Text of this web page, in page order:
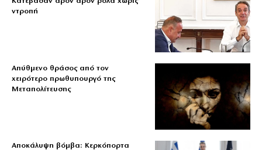
ντροπή
Απύθμενο θράσος από τον
χειρότερο πρωθυπουργό της
Μεταπολίτευσης
Αποκάλυψη βόμβα: Κερκόπορτα